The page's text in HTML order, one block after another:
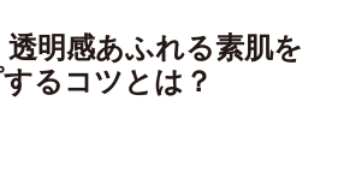
明感あふれる素肌を
るコツとは？